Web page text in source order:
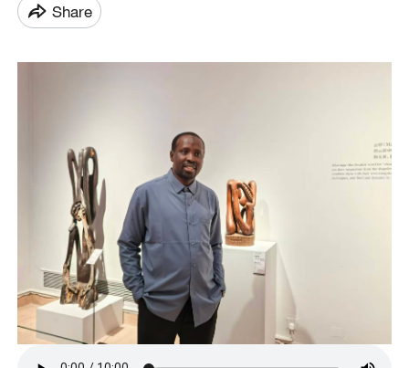
Share